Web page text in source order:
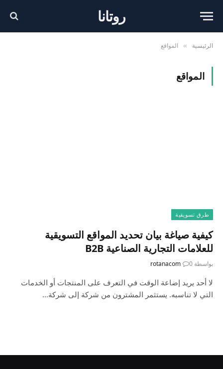
روتانا
الرئيسية » المواقع
المواقع
طرق تسويقية
كيفية صياغة بيان تحديد المواقع التسويقية
للعلامات التجارية الصناعية B2B
بواسطة rotanacom 0
لا أحد يريد إضاعة الوقت في التعرف على المنتجات أو الخدمات
التي لا تناسبه. يستثمر المشترون من شركة إلى شركة…